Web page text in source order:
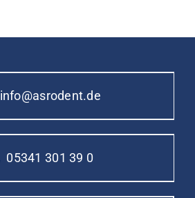
info@asrodent.de
05341 301 39 0